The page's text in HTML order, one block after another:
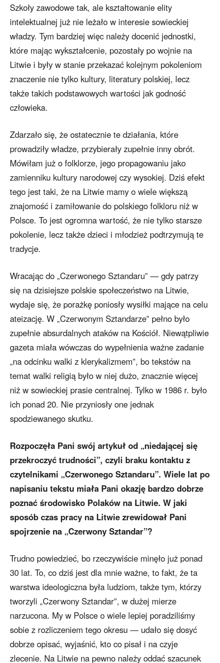
Szkoły zawodowe tak, ale kształtowanie elity
intelektualnej już nie leżało w interesie sowieckiej
władzy. Tym bardziej więc należy docenić jednostki,
które mając wykształcenie, pozostały po wojnie na
Litwie i były w stanie przekazać kolejnym pokoleniom
znaczenie nie tylko kultury, literatury polskiej, lecz
także takich podstawowych wartości jak godność
człowieka.
Zdarzało się, że ostatecznie te działania, które
prowadziły władze, przybierały zupełnie inny obrót.
Mówiłam już o folklorze, jego propagowaniu jako
zamienniku kultury narodowej czy wysokiej. Dziś efekt
tego jest taki, że na Litwie mamy o wiele większą
znajomość i zamiłowanie do polskiego folkloru niż w
Polsce. To jest ogromna wartość, że nie tylko starsze
pokolenie, lecz także dzieci i młodzież podtrzymują te
tradycje.
Wracając do „Czerwonego Sztandaru” — gdy patrzy
się na dzisiejsze polskie społeczeństwo na Litwie,
wydaje się, że porażkę poniosły wysiłki mające na celu
ateizację. W „Czerwonym Sztandarze” pełno było
zupełnie absurdalnych ataków na Kościół. Niewątpliwie
gazeta miała wówczas do wypełnienia ważne zadanie
„na odcinku walki z klerykalizmem”, bo tekstów na
temat walki religią było w niej dużo, znacznie więcej
niż w sowieckiej prasie centralnej. Tylko w 1986 r. było
ich ponad 20. Nie przyniosły one jednak
spodziewanego skutku.
Rozpoczęła Pani swój artykuł od „niedającej się
przekroczyć trudności”, czyli braku kontaktu z
czytelnikami „Czerwonego Sztandaru”. Wiele lat po
napisaniu tekstu miała Pani okazję bardzo dobrze
poznać środowisko Polaków na Litwie. W jaki
sposób czas pracy na Litwie zrewidował Pani
spojrzenie na „Czerwony Sztandar”?
Trudno powiedzieć, bo rzeczywiście minęło już ponad
30 lat. To, co dziś jest dla mnie ważne, to fakt, że ta
warstwa ideologiczna była ludziom, także tym, którzy
tworzyli „Czerwony Sztandar”, w dużej mierze
narzucona. My w Polsce o wiele lepiej poradziliśmy
sobie z rozliczeniem tego okresu — udało się dosyć
dobrze opisać, wyjaśnić, kto co pisał i na czyje
zlecenie. Na Litwie na pewno należy oddać szacunek